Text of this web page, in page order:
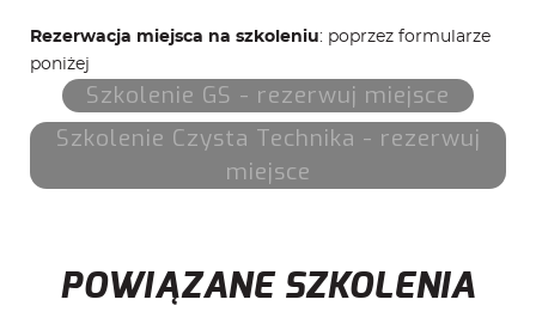
Rezerwacja miejsca na szkoleniu: poprzez formularze
poniżej
POWIĄZANE SZKOLENIA